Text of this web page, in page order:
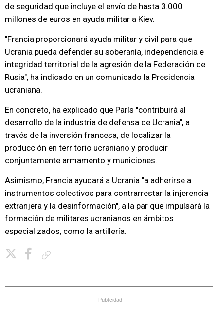
de seguridad que incluye el envío de hasta 3.000
millones de euros en ayuda militar a Kiev.
"Francia proporcionará ayuda militar y civil para que
Ucrania pueda defender su soberanía, independencia e
integridad territorial de la agresión de la Federación de
Rusia", ha indicado en un comunicado la Presidencia
ucraniana.
En concreto, ha explicado que París "contribuirá al
desarrollo de la industria de defensa de Ucrania", a
través de la inversión francesa, de localizar la
producción en territorio ucraniano y producir
conjuntamente armamento y municiones.
Asimismo, Francia ayudará a Ucrania "a adherirse a
instrumentos colectivos para contrarrestar la injerencia
extranjera y la desinformación", a la par que impulsará la
formación de militares ucranianos en ámbitos
especializados, como la artillería.
Publicidad